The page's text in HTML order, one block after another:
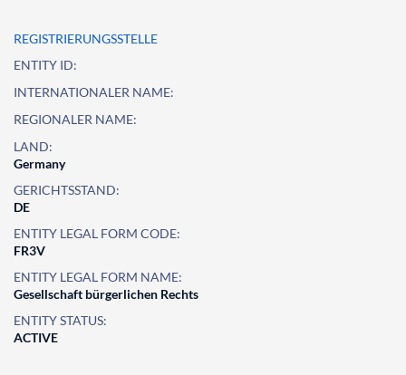
REGISTRIERUNGSSTELLE
ENTITY ID:
INTERNATIONALER NAME:
REGIONALER NAME:
LAND:
Germany
GERICHTSSTAND:
DE
ENTITY LEGAL FORM CODE:
FR3V
ENTITY LEGAL FORM NAME:
Gesellschaft bürgerlichen Rechts
ENTITY STATUS:
ACTIVE